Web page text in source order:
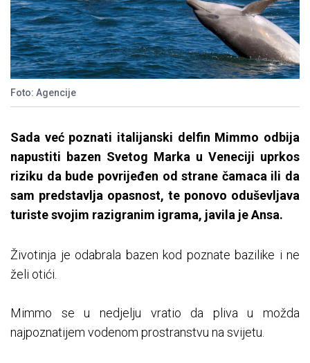
Foto: Agencije
Sada već poznati italijanski delfin Mimmo odbija
napustiti bazen Svetog Marka u Veneciji uprkos
riziku da bude povrijeđen od strane čamaca ili da
sam predstavlja opasnost, te ponovo oduševljava
turiste svojim razigranim igrama, javila je Ansa.
Životinja je odabrala bazen kod poznate bazilike i ne
želi otići.
Mimmo se u nedjelju vratio da pliva u možda
najpoznatijem vodenom prostranstvu na svijetu.